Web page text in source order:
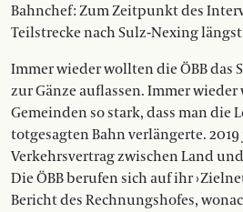
Bahnchef : Zum Zeitpunkt des
Teilstrecke nach Sulz-Nexing
Immer wieder wollten die ÖBB das
zur Gänze auflassen. Immer wieder
Gemeinden so stark, dass man die
totgesagten Bahn verlängerte.
Verkehrsvertrag zwischen Land
Die ÖBB berufen sich auf ihr ›
Bericht des Rechnungshofes,